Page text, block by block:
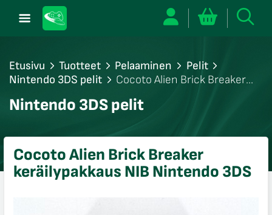
Etusivu Tuotteet Pelaaminen
Pelit
Nintendo 3DS pelit
Cocoto Alien Brick Breaker
Nintendo 3DS pelit
Cocoto Alien Brick Breaker
keräilypakkaus NIB Nintendo 3DS
sulje
sulje